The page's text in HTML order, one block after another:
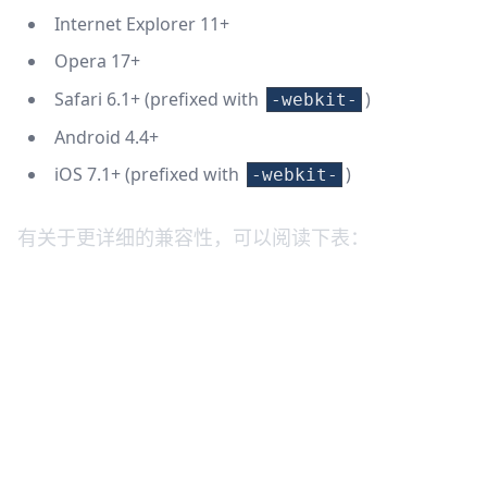
Internet Explorer 11+
Opera 17+
Safari 6.1+ (prefixed with
-webkit- )
Android 4.4+
iOS 7.1+ (prefixed with
-webkit- )
有关于更详细的兼容性，可以阅读下表：